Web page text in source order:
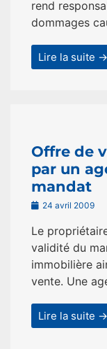
rend
dommages
Lire la suite →
Offre de
par un
mandat
24 avril 2009
Le
validité du
immobilière
vente. Une
Lire la suite →